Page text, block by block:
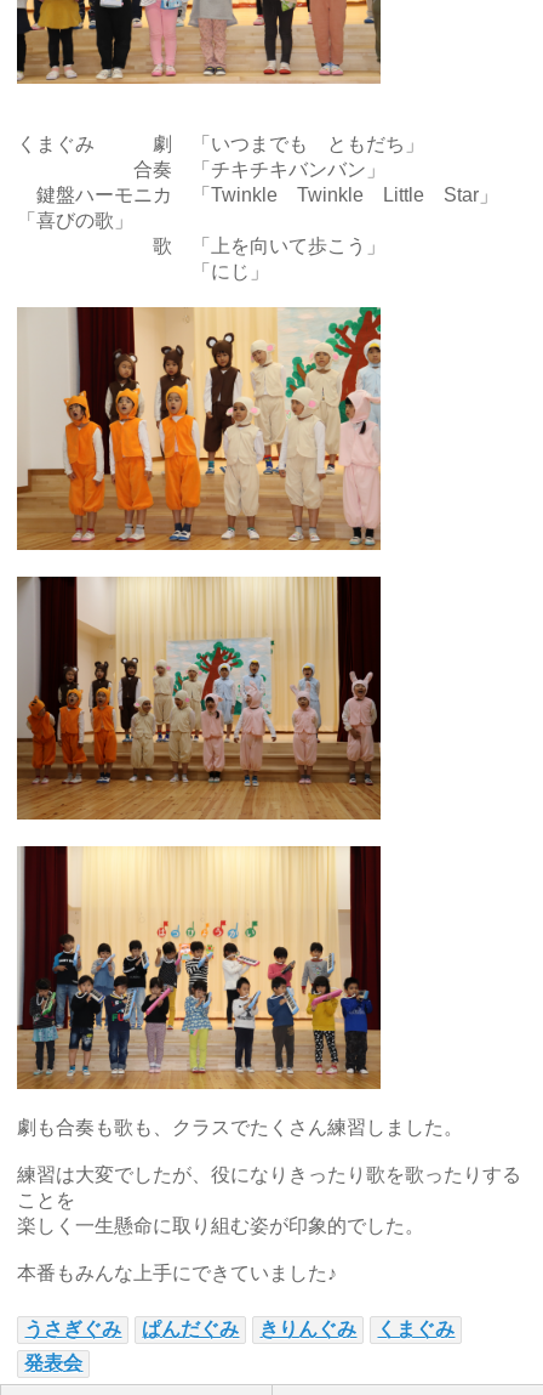
くまぐみ 劇 「いつまでも ともだち」
合奏 「チキチキバンバン」
鍵盤ハーモニカ 「Twinkle Twinkle Little Star」
「喜びの歌」
歌 「上を向いて歩こう」
「にじ」
劇も合奏も歌も、クラスでたくさん練習しました。
練習は大変でしたが、役になりきったり歌を歌ったりする
ことを
楽しく一生懸命に取り組む姿が印象的でした。
本番もみんな上手にできていました♪
うさぎぐみ ぱんだぐみ きりんぐみ
くまぐみ
発表会